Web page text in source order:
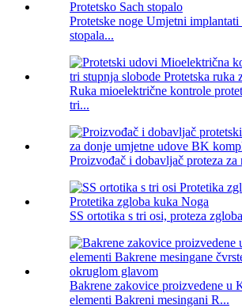
Protetske noge Umjetni implantati
stopala...
Ruka mioelektrične kontrole
tri...
Proizvođač i dobavljač proteza za
SS ortotika s tri osi, proteza
Bakrene zakovice proizvedene u
elementi Bakreni mesingani R...